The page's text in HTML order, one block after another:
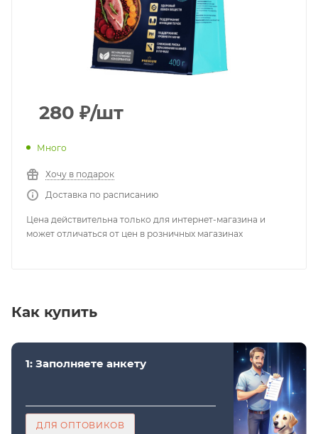
280 ₽/шт
Много
Хочу в подарок
Доставка по расписанию
Цена действительна только для интернет-магазина и
может отличаться от цен в розничных магазинах
Как купить
1: Заполняете анкету
ДЛЯ ОПТОВИКОВ